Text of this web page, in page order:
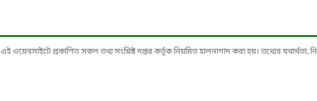
এই ওয়েবসাইটে প্রকাশিত সকল তথ্য সংশ্লিষ্ট দপ্তর কর্তৃক নিয়মিত হালনাগাদ করা হয়। তথ্যের যথার্থতা,